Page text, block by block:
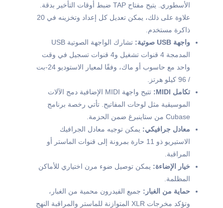
الأسطوري. يتيح مفتاح TAP ضبط أوقات التأخير بدقة.
علاوة على ذلك، يمكن تعديل كل إعداد وتخزينه في 20
ذاكرة مستخدم.
واجهة USB صوتية:
تشارك الواجهة الصوتية USB
المدمجة 4 قنوات تشغيل و4 قنوات تسجيل في وقت
واحد مع حاسوب أو ماك، وفقًا لمعيار الاستوديو 24-بت
/ 96 كيلو هرتز.
تكامل MIDI:
تتيح واجهة MIDI الإضافية دمج الآلات
الموسيقية مثل لوحات المفاتيح. تأتي رخصة برنامج
Cubase من ستاينبرغ ضمن الحزمة.
معادل جرافيكي: يمكن توجيه معادل الجرافيك
الاستيريو ذو 11 حارة بمرونة إلى قنوات الماستر أو
المراقبة.
خيار الإضاءة: يمكن توصيل ضوء مرن اختياري للأماكن
المظلمة.
حماية من الغبار: جميع الفيدرون محمية من الغبار،
وتؤكد مخرجات XLR المتوازنة للماستر والمراقبة النهج